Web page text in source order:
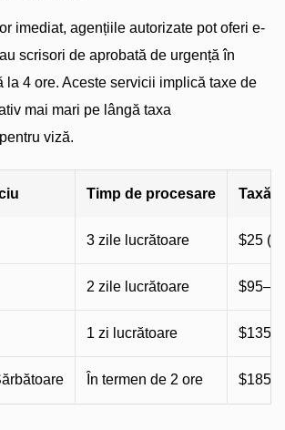
imediat, agențiile autorizate pot oferi e-
scrisori de aprobată de urgență în
la 4 ore. Aceste servicii implică taxe de
mai mari pe lângă taxa
viză.
Timp de procesare Taxă
3 zile lucrătoare $25
2 zile lucrătoare
1 zi lucrătoare
În termen de 2 ore